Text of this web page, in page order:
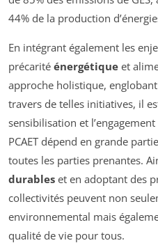
44% de la production
En intégrant également les
précarité énergétique et
approche holistique,
travers de telles initiatives, il
sensibilisation et
PCAET dépend en grande
toutes les parties prenantes.
durables et en adoptant des
collectivités peuvent non
environnemental mais
qualité de vie pour tous.